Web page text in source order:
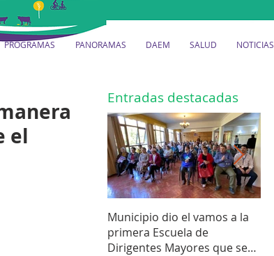
PROGRAMAS PANORAMAS DAEM SALUD NOTICIAS
el
Entradas destacadas
Municipio dio el vamos a la
primera Escuela de
Dirigentes Mayores que se